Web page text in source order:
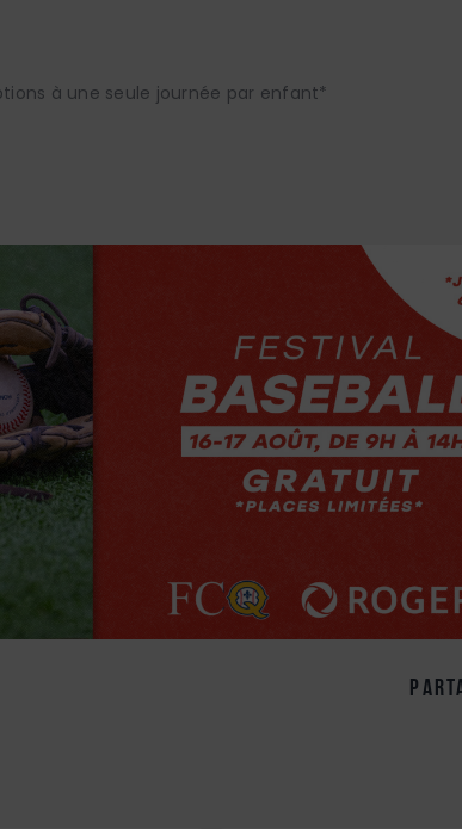
à une seule journée par enfant*